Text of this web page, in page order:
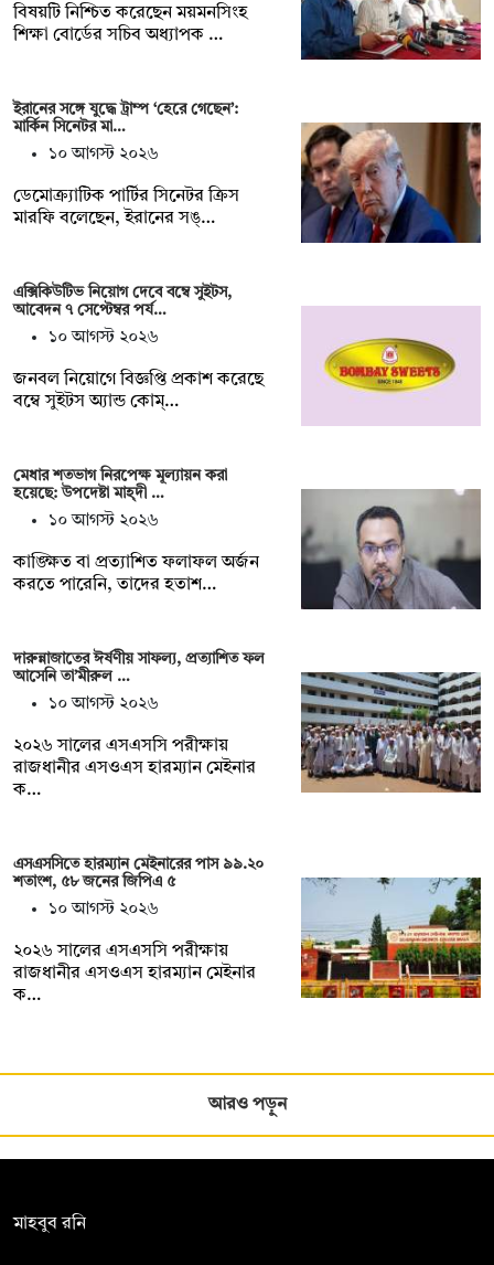
বিষয়টি নিশ্চিত করেছেন ময়মনসিংহ
শিক্ষা বোর্ডের সচিব অধ্যাপক …
ইরানের সঙ্গে যুদ্ধে ট্রাম্প ‘হেরে গেছেন’:
মার্কিন সিনেটর মা…
১০ আগস্ট ২০২৬
ডেমোক্র্যাটিক পার্টির সিনেটর ক্রিস
মারফি বলেছেন, ইরানের সঙ্…
এক্সিকিউটিভ নিয়োগ দেবে বম্বে সুইটস,
আবেদন ৭ সেপ্টেম্বর পর্য…
১০ আগস্ট ২০২৬
জনবল নিয়োগে বিজ্ঞপ্তি প্রকাশ করেছে
বম্বে সুইটস অ্যান্ড কোম্…
মেধার শতভাগ নিরপেক্ষ মূল্যায়ন করা
হয়েছে: উপদেষ্টা মাহ্দী …
১০ আগস্ট ২০২৬
কাঙ্ক্ষিত বা প্রত্যাশিত ফলাফল অর্জন
করতে পারেনি, তাদের হতাশ…
দারুন্নাজাতের ঈর্ষণীয় সাফল্য, প্রত্যাশিত ফল
আসেনি তা’মীরুল …
১০ আগস্ট ২০২৬
২০২৬ সালের এসএসসি পরীক্ষায়
রাজধানীর এসওএস হারম্যান মেইনার
ক…
এসএসসিতে হারম্যান মেইনারের পাস ৯৯.২০
শতাংশ, ৫৮ জনের জিপিএ ৫
১০ আগস্ট ২০২৬
২০২৬ সালের এসএসসি পরীক্ষায়
রাজধানীর এসওএস হারম্যান মেইনার
ক…
আরও পড়ুন
মাহবুব রনি